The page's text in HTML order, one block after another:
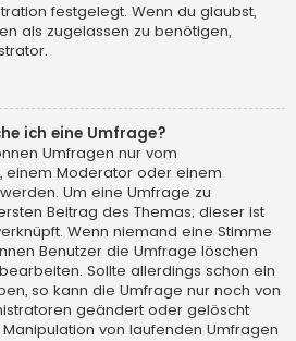
festgelegt. Wenn du glaubst,
als zugelassen zu benötigen,
ich eine Umfrage?
Umfragen nur vom
einem Moderator oder einem
Um eine Umfrage zu
Beitrag des Themas; dieser ist
Wenn niemand eine Stimme
Benutzer die Umfrage löschen
Sollte allerdings schon ein
so kann die Umfrage nur noch von
geändert oder gelöscht
von laufenden Umfragen